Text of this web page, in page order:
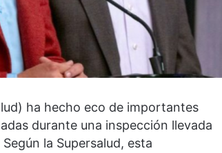
ha hecho eco de importantes
durante una inspección llevada
la Supersalud, esta